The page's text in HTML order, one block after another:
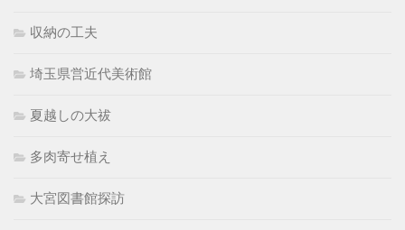
収納の工夫
埼玉県営近代美術館
夏越しの大祓
多肉寄せ植え
大宮図書館探訪